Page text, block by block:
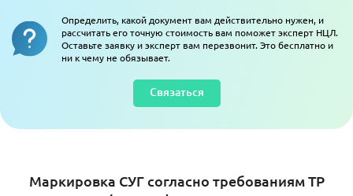
Определить, какой документ вам действительно нужен, и
рассчитать его точную стоимость вам поможет эксперт НЦЛ.
Оставьте заявку и эксперт вам перезвонит. Это бесплатно и
ни к чему не обязывает.
Связаться
Маркировка СУГ согласно требованиям ТР